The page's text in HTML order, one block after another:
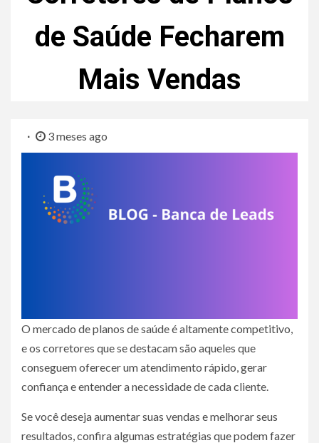
de Saúde Fecharem
Mais Vendas
3 meses ago
O mercado de planos de saúde é altamente competitivo,
e os corretores que se destacam são aqueles que
conseguem oferecer um atendimento rápido, gerar
confiança e entender a necessidade de cada cliente.
Se você deseja aumentar suas vendas e melhorar seus
resultados, confira algumas estratégias que podem fazer